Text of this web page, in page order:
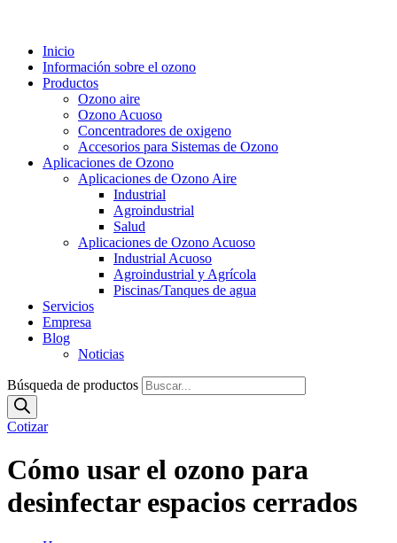
Inicio
Información sobre el ozono
Productos
Ozono aire
Ozono Acuoso
Concentradores de oxigeno
Accesorios para Sistemas de Ozono
Aplicaciones de Ozono
Aplicaciones de Ozono Aire
Industrial
Agroindustrial
Salud
Aplicaciones de Ozono Acuoso
Industrial Acuoso
Agroindustrial y Agrícola
Piscinas/Tanques de agua
Servicios
Empresa
Blog
Noticias
Búsqueda de productos
Cotizar
Cómo usar el ozono para
desinfectar espacios cerrados